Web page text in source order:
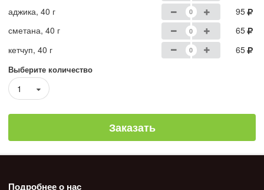
аджика, 40 г
95
сметана, 40 г
65
кетчуп, 40 г
65
Выберите количество
1
Заказать
Подробнее о нас